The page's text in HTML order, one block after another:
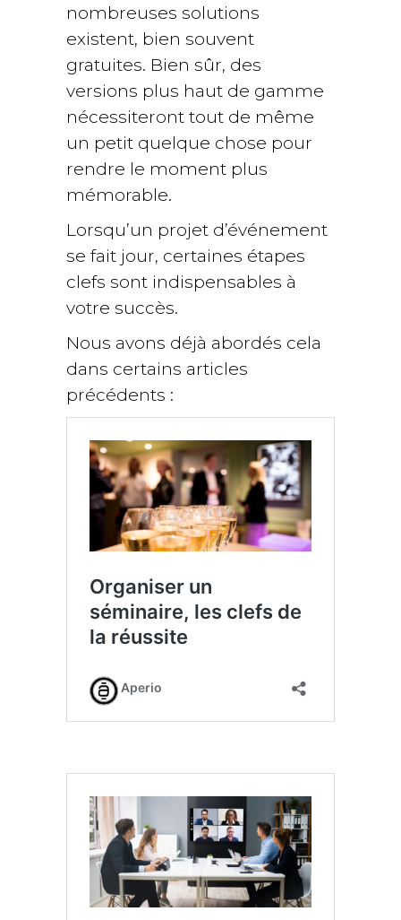
nombreuses solutions
existent, bien souvent
gratuites. Bien sûr, des
versions plus haut de gamme
nécessiteront tout de même
un petit quelque chose pour
rendre le moment plus
mémorable.
Lorsqu’un projet d’événement
se fait jour, certaines étapes
clefs sont indispensables à
votre succès.
Nous avons déjà abordés cela
dans certains articles
précédents :